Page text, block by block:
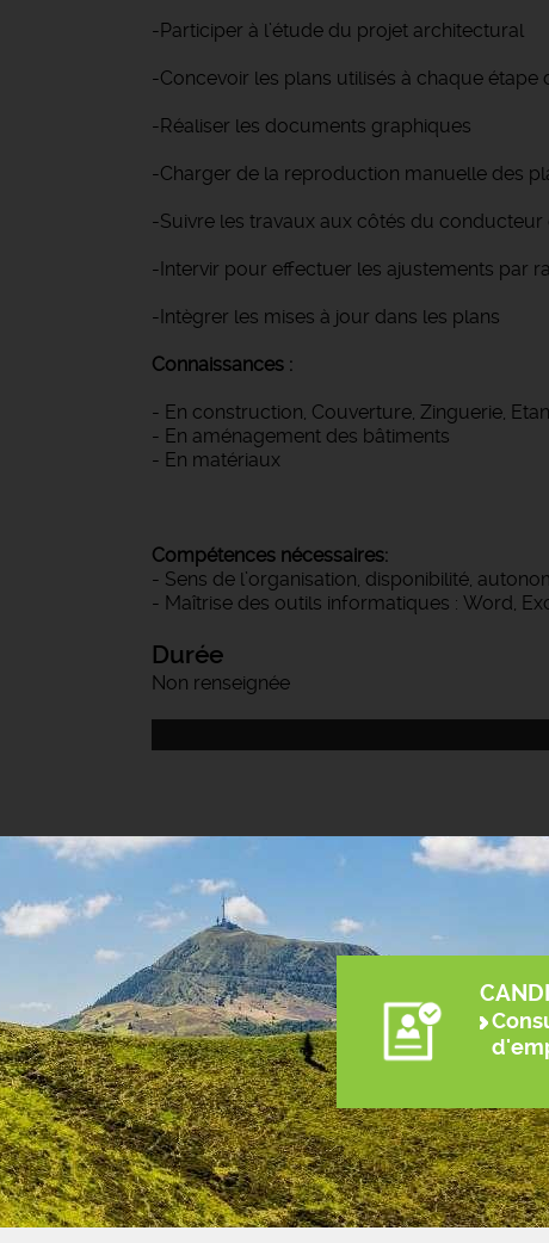
-Participer à l’étude du projet architectural
-Concevoir les plans utilisés à chaque étape
-Réaliser les documents graphiques
-Charger de la reproduction manuelle des
-Suivre les travaux aux côtés du conducteur
-Intervir pour effectuer les ajustements par
-Intègrer les mises à jour dans les plans
Connaissances :
- En construction, Couverture, Zinguerie,
- En aménagement des bâtiments
- En matériaux
Compétences nécessaires:
- Sens de l’organisation, disponibilité,
- Maîtrise des outils informatiques : Word,
Durée
Non renseignée